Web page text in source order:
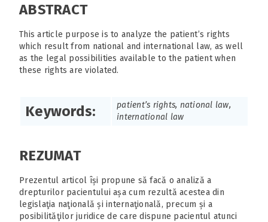
ABSTRACT
This article purpose is to analyze the patient’s rights
which result from national and international law, as well
as the legal possibilities available to the patient when
these rights are violated.
Keywords:
patient’s rights, national law,
international law
REZUMAT
Prezentul articol își propune să facă o analiză a
drepturilor pacientului așa cum rezultă acestea din
legislaţia naţională și internaţională, precum și a
posibilităţilor juridice de care dispune pacientul atunci